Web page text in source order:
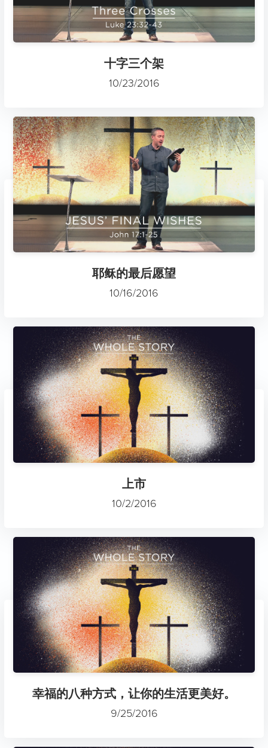
十字三个架
10/23/2016
耶稣的最后愿望
10/16/2016
上市
10/2/2016
幸福的八种方式，让你的生活更美好。
9/25/2016